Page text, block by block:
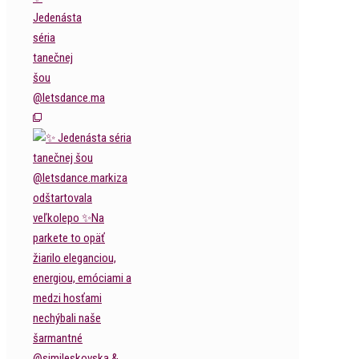
Jedenásta
séria
tanečnej
šou
@letsdance.ma